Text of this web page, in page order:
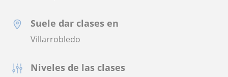
Suele dar clases en
Villarrobledo
Niveles de las clases